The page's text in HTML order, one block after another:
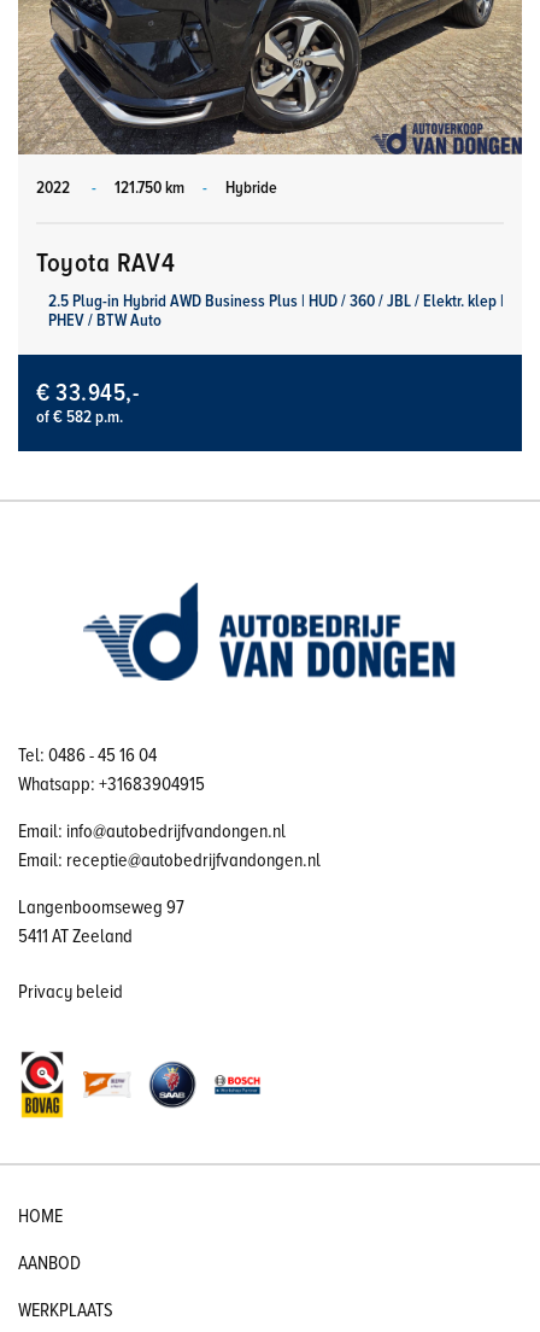
2022 - 121.750 km - Hybride
Toyota RAV4
2.5 Plug-in Hybrid AWD Business Plus | HUD / 360 / JBL / Elektr. klep |
PHEV / BTW Auto
€ 33.945,-
of € 582 p.m.
Tel: 0486 - 45 16 04
Whatsapp: +31683904915
Email: info@autobedrijfvandongen.nl
Email: receptie@autobedrijfvandongen.nl
Langenboomseweg 97
5411 AT Zeeland
Privacy beleid
HOME
AANBOD
WERKPLAATS